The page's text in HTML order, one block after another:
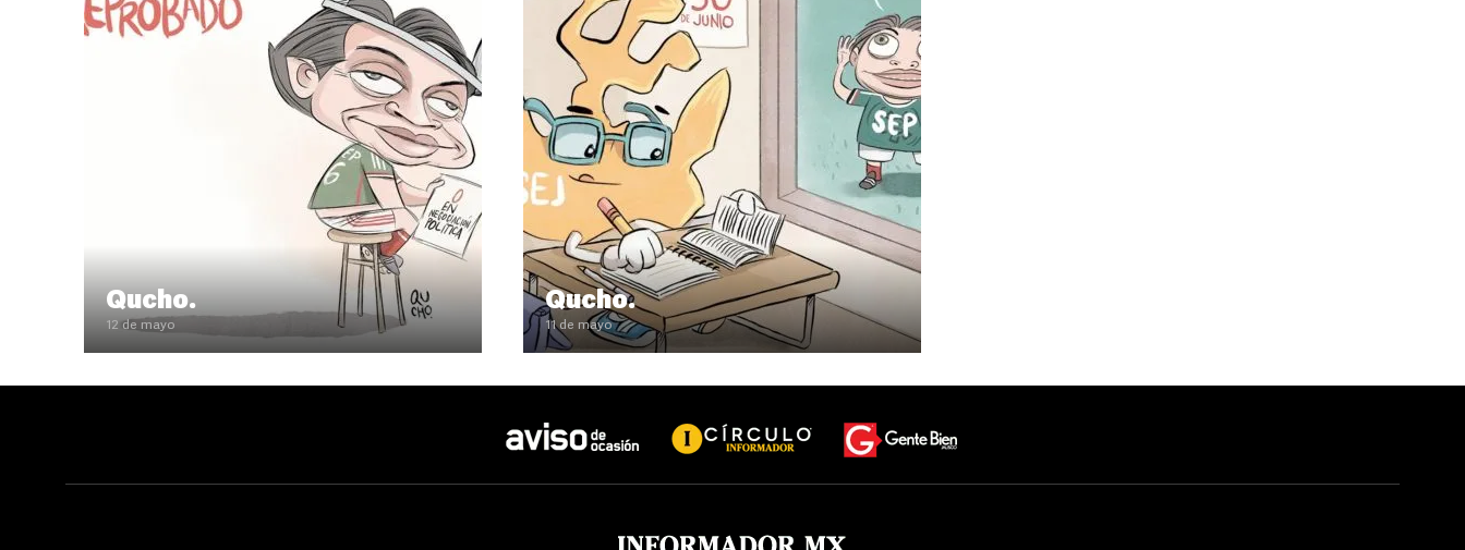
Qucho.
12 de mayo
Qucho.
11 de mayo